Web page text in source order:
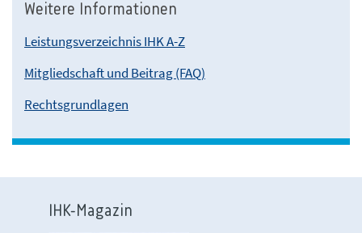
Weitere Informationen
Leistungsverzeichnis IHK A-Z
Mitgliedschaft und Beitrag (FAQ)
Rechtsgrundlagen
IHK-Magazin